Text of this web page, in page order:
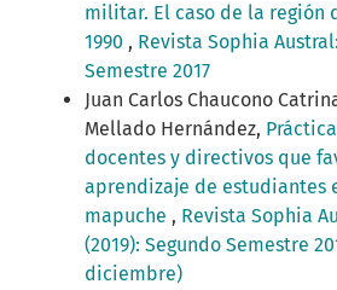
militar. El caso de la región
1990 , Revista Sophia
Semestre 2017
Juan Carlos Chaucono
Mellado Hernández,
docentes y directivos que
aprendizaje de estudiantes
mapuche , Revista Sophia
(2019): Segundo Semestre
diciembre)